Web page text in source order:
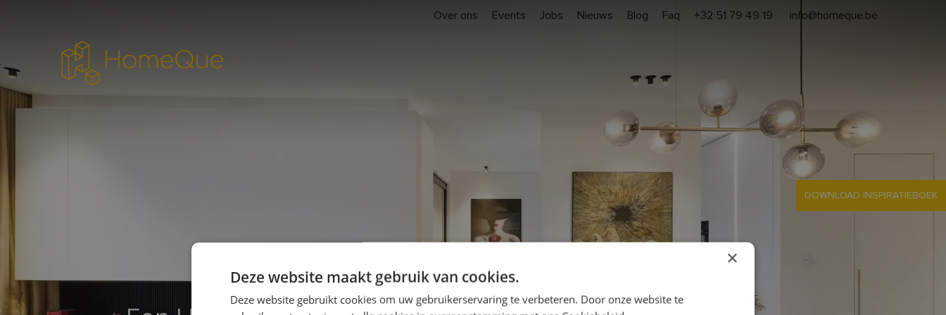
Over ons Events Jobs Nieuws Blog Faq +32 51 79 49 19 info@homeque.be
DOWNLOAD INSPIRATIEBOEK
×
Deze website maakt gebruik van cookies.
Deze website gebruikt cookies om uw gebruikerservaring te verbeteren. Door onze website te